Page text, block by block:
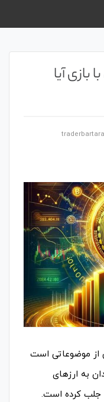
آیا
از موضوعاتی است
به ارزهای
جلب کرده است.